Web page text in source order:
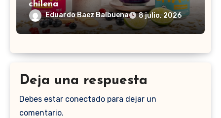
chilena
Eduardo Baez Balbuena 8 julio, 2026
Deja una respuesta
Debes estar conectado para dejar un
comentario.